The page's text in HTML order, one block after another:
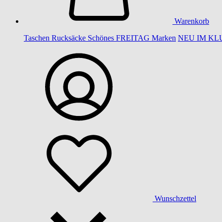
Warenkorb
Taschen Rucksäcke Schönes FREITAG Marken NEU IM
Wunschzettel